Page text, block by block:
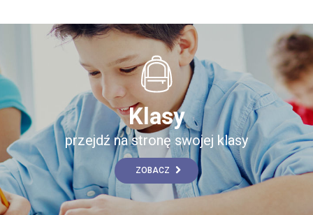
Klasy
przejdź na stronę swojej klasy
ZOBACZ